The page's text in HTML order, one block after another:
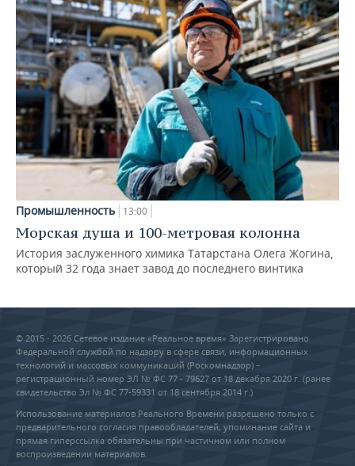
Промышленность 13:00
Морская душа и 100-метровая колонна
История заслуженного химика Татарстана Олега Жогина,
который 32 года знает завод до последнего винтика
© 2015 - 2026 Сетевое издание «Реальное время» Зарегистрировано
Федеральной службой по надзору в сфере связи, информационных
технологий и массовых коммуникаций (Роскомнадзор) –
регистрационный номер ЭЛ № ФС 77 - 79627 от 18 декабря 2020 г. (ранее
свидетельство Эл № ФС 77-59331 от 18 сентября 2014 г.)
Использование материалов Реального Времени разрешено только с
предварительного согласия правообладателей, упоминание сайта и
прямая гиперссылка обязательны при частичном или полном
воспроизведении материалов.